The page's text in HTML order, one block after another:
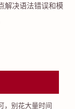
解决语法错误和模
，别花大量时间